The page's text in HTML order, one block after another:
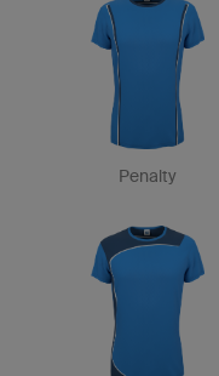
Penalty